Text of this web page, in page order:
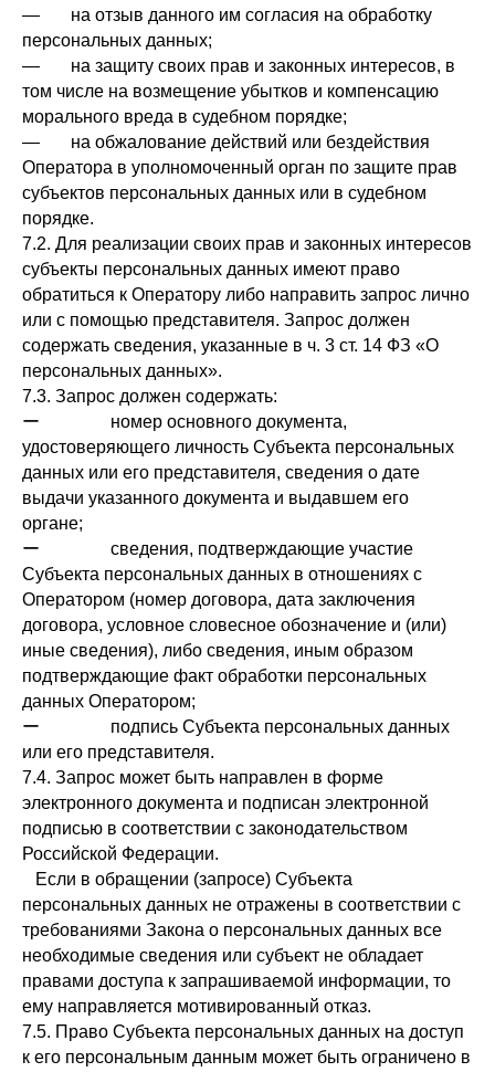
— на отзыв данного им согласия на обработку
персональных данных;
— на защиту своих прав и законных интересов, в
том числе на возмещение убытков и компенсацию
морального вреда в судебном порядке;
— на обжалование действий или бездействия
Оператора в уполномоченный орган по защите прав
субъектов персональных данных или в судебном
порядке.
7.2. Для реализации своих прав и законных интересов
субъекты персональных данных имеют право
обратиться к Оператору либо направить запрос лично
или с помощью представителя. Запрос должен
содержать сведения, указанные в ч. 3 ст. 14 ФЗ «О
персональных данных».
7.3. Запрос должен содержать:
ー номер основного документа,
удостоверяющего личность Субъекта персональных
данных или его представителя, сведения о дате
выдачи указанного документа и выдавшем его
органе;
ー сведения, подтверждающие участие
Субъекта персональных данных в отношениях с
Оператором (номер договора, дата заключения
договора, условное словесное обозначение и (или)
иные сведения), либо сведения, иным образом
подтверждающие факт обработки персональных
данных Оператором;
ー подпись Субъекта персональных данных
или его представителя.
7.4. Запрос может быть направлен в форме
электронного документа и подписан электронной
подписью в соответствии с законодательством
Российской Федерации.
Если в обращении (запросе) Субъекта
персональных данных не отражены в соответствии с
требованиями Закона о персональных данных все
необходимые сведения или субъект не обладает
правами доступа к запрашиваемой информации, то
ему направляется мотивированный отказ.
7.5. Право Субъекта персональных данных на доступ
к его персональным данным может быть ограничено в